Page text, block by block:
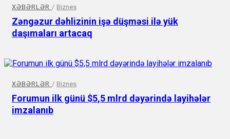
XƏBƏRLƏR / Biznes
Zəngəzur dəhlizinin işə düşməsi ilə yük
daşımaları artacaq
XƏBƏRLƏR / Biznes
Forumun ilk günü $5,5 mlrd dəyərində layihələr
imzalanıb